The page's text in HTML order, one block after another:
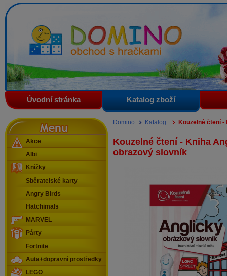
Domino - obchod s hračkami
Úvodní stránka Katalog zboží
Domino Katalog Kouzelné čtení
Kouzelné čtení - Kniha
obrazový slovník
Menu
Akce
Albi
Knížky
Sběratelské karty
Angry Birds
Hatchimals
MARVEL
Párty
Fortnite
Auta+dopravní prostředky
LEGO